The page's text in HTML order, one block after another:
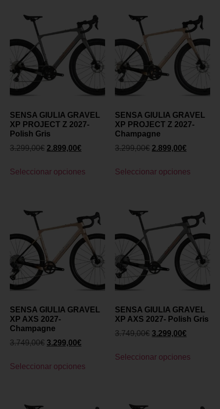
SENSA GIULIA GRAVEL
XP PROJECT Z 2027-
Polish Gris
3.299,00€ 2.899,00€
Seleccionar opciones
SENSA GIULIA GRAVEL
XP PROJECT Z 2027-
Champagne
3.299,00€ 2.899,00€
Seleccionar opciones
SENSA GIULIA GRAVEL
XP AXS 2027-
Champagne
3.749,00€ 3.299,00€
Seleccionar opciones
SENSA GIULIA GRAVEL
XP AXS 2027- Polish Gris
3.749,00€ 3.299,00€
Seleccionar opciones